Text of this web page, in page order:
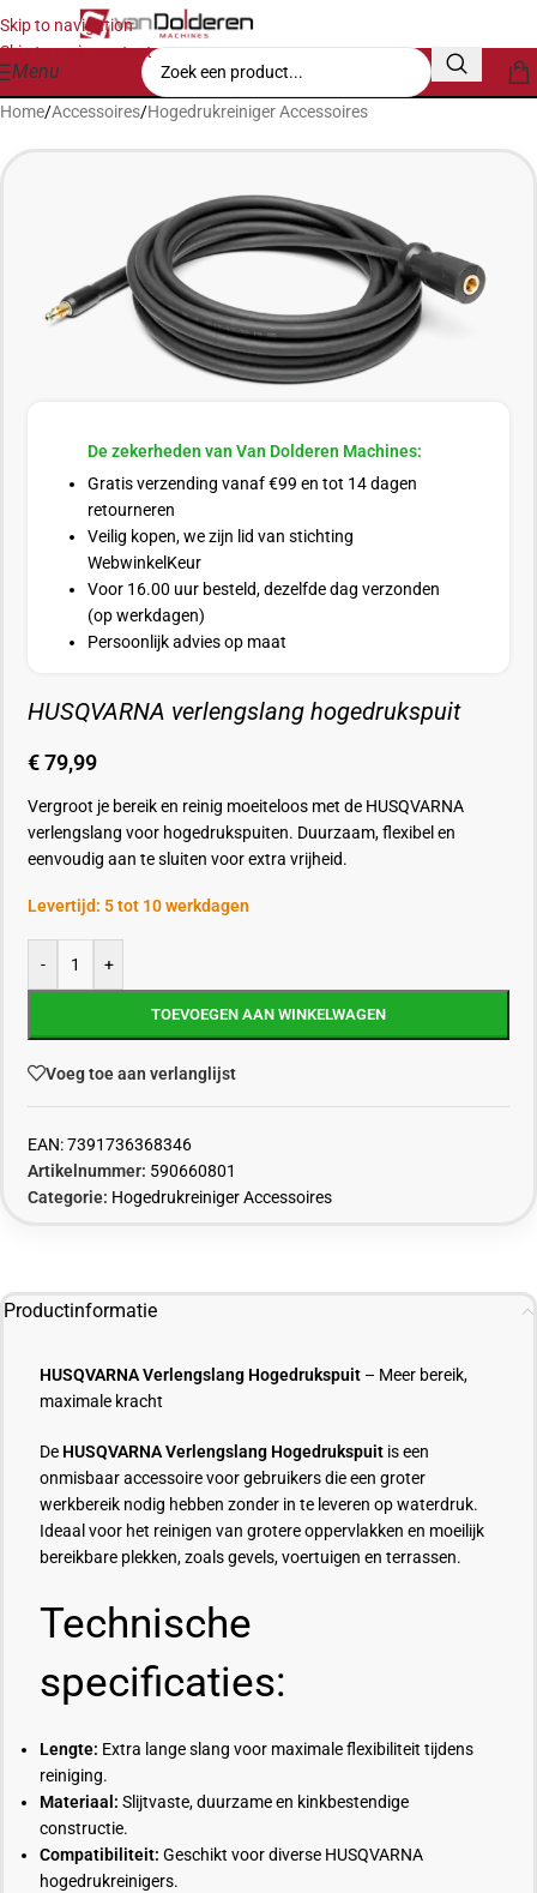
Skip to navigation
Skip to main content
Menu
Home/Accessoires/Hogedrukreiniger Accessoires
De zekerheden van Van Dolderen Machines:
Gratis verzending vanaf €99 en tot 14 dagen
retourneren
Veilig kopen, we zijn lid van stichting
WebwinkelKeur
Voor 16.00 uur besteld, dezelfde dag verzonden
(op werkdagen)
Persoonlijk advies op maat
HUSQVARNA verlengslang hogedrukspuit
€79,99
Vergroot je bereik en reinig moeiteloos met de HUSQVARNA
verlengslang voor hogedrukspuiten. Duurzaam, flexibel en
eenvoudig aan te sluiten voor extra vrijheid.
Levertijd: 5 tot 10 werkdagen
- +
TOEVOEGEN AAN WINKELWAGEN
Voeg toe aan verlanglijst
EAN:7391736368346
Artikelnummer: 590660801
Categorie: Hogedrukreiniger Accessoires
Productinformatie
HUSQVARNA Verlengslang Hogedrukspuit – Meer bereik,
maximale kracht
De HUSQVARNA Verlengslang Hogedrukspuit is een
onmisbaar accessoire voor gebruikers die een groter
werkbereik nodig hebben zonder in te leveren op waterdruk.
Ideaal voor het reinigen van grotere oppervlakken en moeilijk
bereikbare plekken, zoals gevels, voertuigen en terrassen.
Technische
specificaties:
Lengte: Extra lange slang voor maximale flexibiliteit tijdens
reiniging.
Materiaal: Slijtvaste, duurzame en kinkbestendige
constructie.
Compatibiliteit: Geschikt voor diverse HUSQVARNA
hogedrukreinigers.